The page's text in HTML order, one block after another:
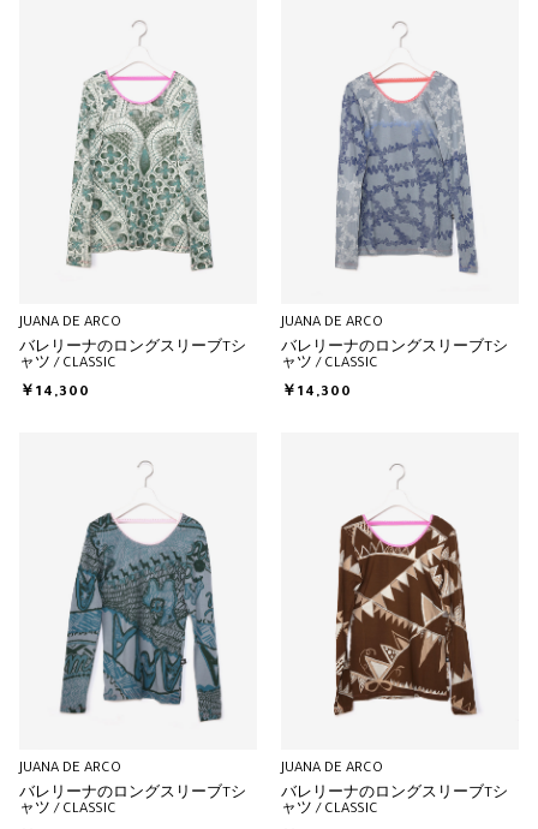
JUANA DE ARCO
バレリーナのロングスリーブTシ
ャツ / CLASSIC
￥14,300
JUANA DE ARCO
バレリーナのロングスリーブTシ
ャツ / CLASSIC
￥14,300
JUANA DE ARCO
バレリーナのロングスリーブTシ
ャツ / CLASSIC
JUANA DE ARCO
バレリーナのロングスリーブTシ
ャツ / CLASSIC